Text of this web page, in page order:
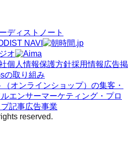
個人情報保護方針採用情報 広告掲
の取り組み
オンラインショップ）の集客・
エンサーマーケティング・プロ
記事広告事業
reserved.